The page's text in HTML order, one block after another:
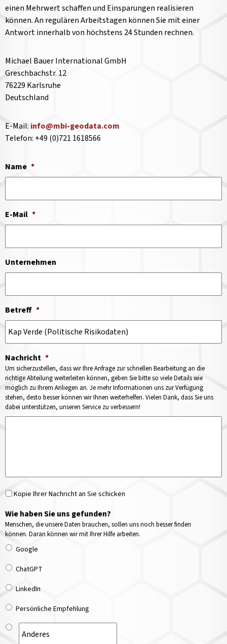
einen Mehrwert schaffen und Einsparungen realisieren
können. An regulären Arbeitstagen können Sie mit einer
Antwort innerhalb von höchstens 24 Stunden rechnen.
Michael Bauer International GmbH
Greschbachstr. 12
76229 Karlsruhe
Deutschland
E-Mail: info@mbi-geodata.com
Telefon: +49 (0)721 1618566
Name *
E-Mail *
Unternehmen
Betreff *
Nachricht *
Um sicherzustellen, dass wir Ihre Anfrage zur schnellen Bearbeitung an die
richtige Abteilung weiterleiten können, geben Sie bitte so viele Details wie
möglich zu Ihrem Anliegen an. Je mehr Informationen uns zur Verfügung
stehen, desto besser können wir Ihnen weiterhelfen. Vielen Dank, dass Sie uns
dabei unterstützen, unseren Service zu verbessern!
Kopie Ihrer Nachricht an Sie schicken
Wie haben Sie uns gefunden?
Menschen, die unsere Daten brauchen, sollen uns noch besser finden
können. Daran können wir mit Ihrer Hilfe arbeiten.
Google
ChatGPT
LinkedIn
Persönliche Empfehlung